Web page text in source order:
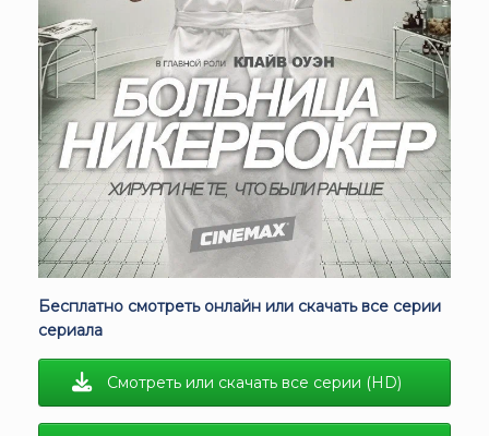
Бесплатно смотреть онлайн или скачать все серии
сериала
Смотреть или скачать все серии (HD)